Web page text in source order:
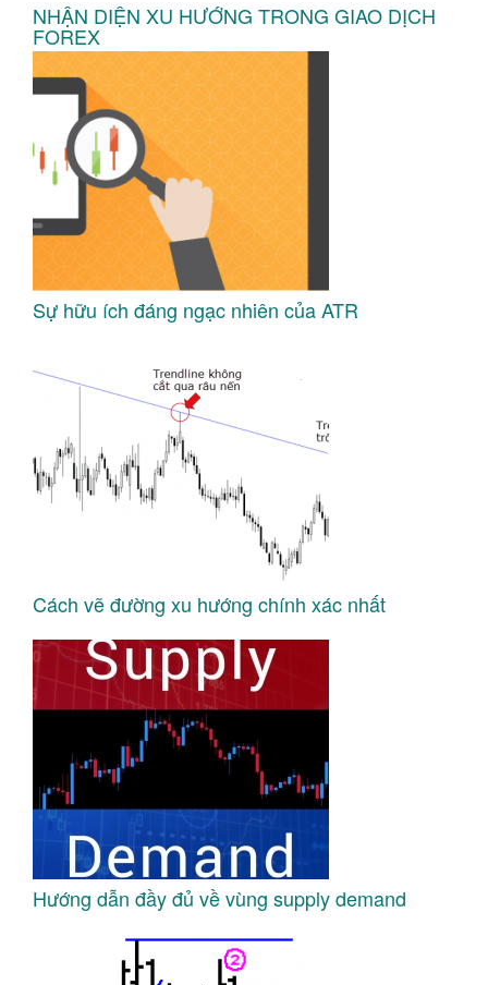
NHẬN DIỆN XU HƯỚNG TRONG GIAO DỊCH
FOREX
Sự hữu ích đáng ngạc nhiên của ATR
Cách vẽ đường xu hướng chính xác nhất
Hướng dẫn đầy đủ về vùng supply demand